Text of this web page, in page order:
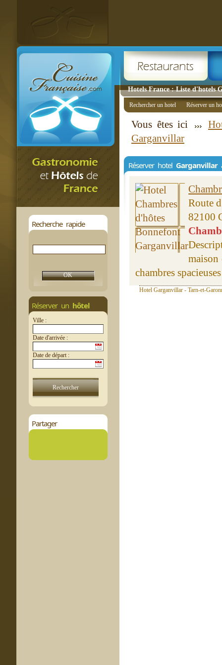
Hotels France : Liste d'hotels
Recherche rapide
Réserver un hôtel
Ville :
Date d'arrivée :
Date de départ :
Partager
Rechercher un hotel Réserver un
Vous êtes ici
Garganvillar
Réserver hotel Garganvillar
Route
82100
maison
chambres
Hotel Garganvillar - Tarn-et-